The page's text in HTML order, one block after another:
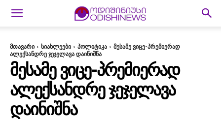
მთავარი სიახლეები პოლიტიკა
მესამე ვიცე-პრემიერად
ალექსანდრე ჯეჯელავა დაინიშნა
ᲛᲔᲡᲐᲛᲔ ᲕᲘᲪᲔ-ᲞᲠᲔᲛᲘᲔᲠᲐᲓ
ᲐᲚᲔᲥᲡᲐᲜᲓᲠᲔ ᲯᲔᲯᲔᲚᲐᲕᲐ
ᲓᲐᲘᲜᲘᲨᲜᲐ